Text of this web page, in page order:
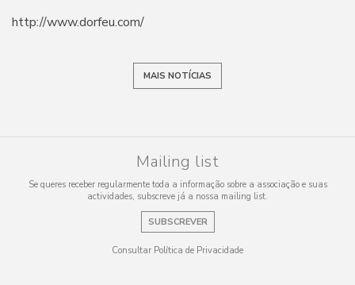
http://www.dorfeu.com/
MAIS NOTÍCIAS
Mailing list
Se queres receber regularmente toda a informação sobre a associação e suas
actividades, subscreve já a nossa mailing list.
SUBSCREVER
Consultar Política de Privacidade